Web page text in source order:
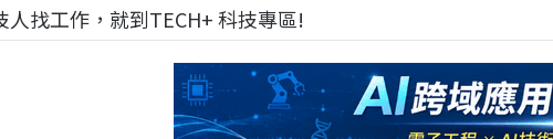
人找工作，就到TECH+ 科技專區!